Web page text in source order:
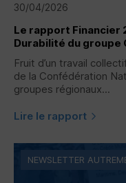
30/04/2026
Le rapport
Durabilité du
Fruit d’un travail
de la Confédération
groupes régionaux...
Lire le rapport
NEWSLETTER